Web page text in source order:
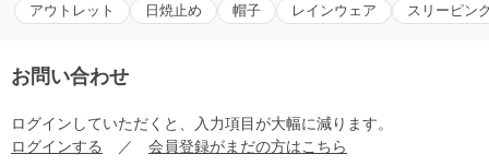
アウトレット 日焼止め 帽子 レインウェア スリーピン
お問い合わせ
ログインしていただくと、入力項目が大幅に減ります。
ログインする ／ 会員登録がまだの方はこちら